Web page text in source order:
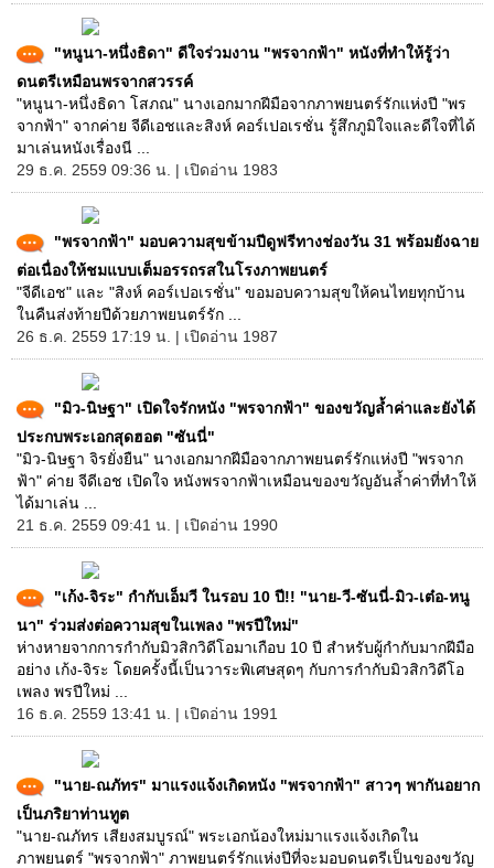
"หนูนา-หนึ่งธิดา" ดีใจร่วมงาน "พรจากฟ้า" หนังที่ทำให้รู้ว่า
ดนตรีเหมือนพรจากสวรรค์
"หนูนา-หนึ่งธิดา โสภณ" นางเอกมากฝีมือจากภาพยนตร์รักแห่งปี "พร
จากฟ้า" จากค่าย จีดีเอชและสิงห์ คอร์เปอเรชั่น รู้สึกภูมิใจและดีใจที่ได้
มาเล่นหนังเรื่องนี ...
29 ธ.ค. 2559 09:36 น. | เปิดอ่าน 1983
"พรจากฟ้า" มอบความสุขข้ามปีดูฟรีทางช่องวัน 31 พร้อมยังฉาย
ต่อเนื่องให้ชมแบบเต็มอรรถรสในโรงภาพยนตร์
"จีดีเอช" และ "สิงห์ คอร์เปอเรชั่น" ขอมอบความสุขให้คนไทยทุกบ้าน
ในคืนส่งท้ายปีด้วยภาพยนตร์รัก ...
26 ธ.ค. 2559 17:19 น. | เปิดอ่าน 1987
"มิว-นิษฐา" เปิดใจรักหนัง "พรจากฟ้า" ของขวัญล้ำค่าและยังได้
ประกบพระเอกสุดฮอต "ซันนี่"
"มิว-นิษฐา จิรยั่งยืน" นางเอกมากฝีมือจากภาพยนตร์รักแห่งปี "พรจาก
ฟ้า" ค่าย จีดีเอช เปิดใจ หนังพรจากฟ้าเหมือนของขวัญอันล้ำค่าที่ทำให้
ได้มาเล่น ...
21 ธ.ค. 2559 09:41 น. | เปิดอ่าน 1990
"เก้ง-จิระ" กำกับเอ็มวี ในรอบ 10 ปี!! "นาย-วี-ซันนี่-มิว-เต๋อ-หนู
นา" ร่วมส่งต่อความสุขในเพลง "พรปีใหม่"
ห่างหายจากการกำกับมิวสิกวิดีโอมาเกือบ 10 ปี สำหรับผู้กำกับมากฝีมือ
อย่าง เก้ง-จิระ โดยครั้งนี้เป็นวาระพิเศษสุดๆ กับการกำกับมิวสิกวิดีโอ
เพลง พรปีใหม่ ...
16 ธ.ค. 2559 13:41 น. | เปิดอ่าน 1991
"นาย-ณภัทร" มาแรงแจ้งเกิดหนัง "พรจากฟ้า" สาวๆ พากันอยาก
เป็นภริยาท่านทูต
"นาย-ณภัทร เสียงสมบูรณ์" พระเอกน้องใหม่มาแรงแจ้งเกิดใน
ภาพยนตร์ "พรจากฟ้า" ภาพยนตร์รักแห่งปีที่จะมอบดนตรีเป็นของขวัญ